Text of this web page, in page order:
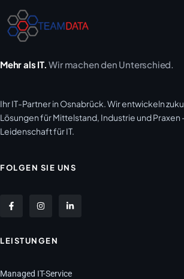
Mehr als IT. Wir machen den Unterschied.
Ihr IT-Partner in Osnabrück. Wir entwickeln
Lösungen für Mittelstand, Industrie und Praxen
Leidenschaft für IT.
FOLGEN SIE UNS
LEISTUNGEN
Managed IT-Service